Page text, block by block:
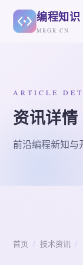
编程知识
MRGR.CN
ARTICLE
资讯详情
前沿编程新知与
首页 / 技术资讯 /